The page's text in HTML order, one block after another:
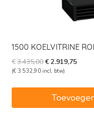
1500 KOELVITRINE
€3.435,00Oorspronkelijke
prijs
€3.435,00.
€2.919,75
(€ 3.532,90 incl. btw)